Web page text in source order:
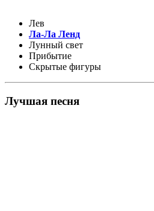
Лев
Ла-Ла Ленд
Лунный свет
Прибытие
Скрытые фигуры
Лучшая песня